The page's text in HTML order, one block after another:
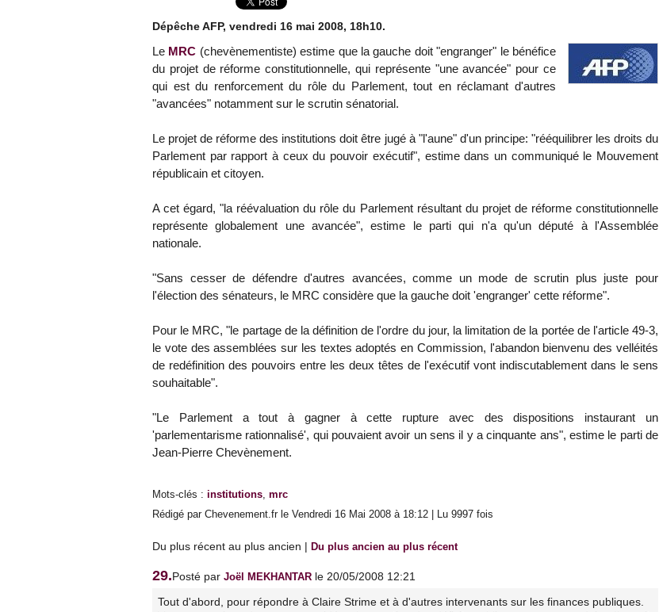
Dépêche AFP, vendredi 16 mai 2008, 18h10.
Le MRC (chevènementiste) estime que la gauche doit "engranger" le bénéfice
du projet de réforme constitutionnelle, qui représente "une avancée" pour ce
qui est du renforcement du rôle du Parlement, tout en réclamant d'autres
"avancées" notamment sur le scrutin sénatorial.
Le projet de réforme des institutions doit être jugé à "l'aune" d'un principe: "rééquilibrer les droits du
Parlement par rapport à ceux du pouvoir exécutif", estime dans un communiqué le Mouvement
républicain et citoyen.
A cet égard, "la réévaluation du rôle du Parlement résultant du projet de réforme constitutionnelle
représente globalement une avancée", estime le parti qui n'a qu'un député à l'Assemblée
nationale.
"Sans cesser de défendre d'autres avancées, comme un mode de scrutin plus juste pour
l'élection des sénateurs, le MRC considère que la gauche doit 'engranger' cette réforme".
Pour le MRC, "le partage de la définition de l'ordre du jour, la limitation de la portée de l'article 49-3,
le vote des assemblées sur les textes adoptés en Commission, l'abandon bienvenu des velléités
de redéfinition des pouvoirs entre les deux têtes de l'exécutif vont indiscutablement dans le sens
souhaitable".
"Le Parlement a tout à gagner à cette rupture avec des dispositions instaurant un
'parlementarisme rationnalisé', qui pouvaient avoir un sens il y a cinquante ans", estime le parti de
Jean-Pierre Chevènement.
Mots-clés : institutions, mrc
Rédigé par Chevenement.fr le Vendredi 16 Mai 2008 à 18:12 | Lu 9997 fois
Du plus récent au plus ancien | Du plus ancien au plus récent
29.Posté par Joël MEKHANTAR le 20/05/2008 12:21
Tout d'abord, pour répondre à Claire Strime et à d'autres intervenants sur les finances publiques.